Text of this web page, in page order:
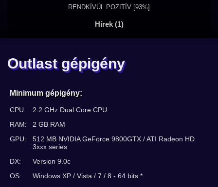
RENDKÍVÜL POZITÍV [93%]
Hírek (1)
Outlast gépigény
Minimum gépigény:
CPU:
2.2 GHz Dual Core CPU
RAM:
2 GB RAM
GPU:
512 MB NVIDIA GeForce 9800GTX / ATI Radeon HD
3xxx series
DX:
Version 9.0c
OS:
Windows XP / Vista / 7 / 8 - 64 bits *